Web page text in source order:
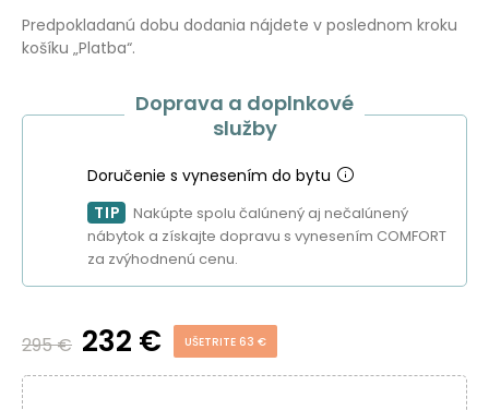
Predpokladanú dobu dodania nájdete v poslednom kroku
košíku „Platba“.
Doprava a doplnkové
služby
Doručenie s vynesením do bytu
TIP
Nakúpte spolu čalúnený aj nečalúnený
nábytok a získajte dopravu s vynesením COMFORT
za zvýhodnenú cenu.
295 € 232 € UŠETRITE 63 €